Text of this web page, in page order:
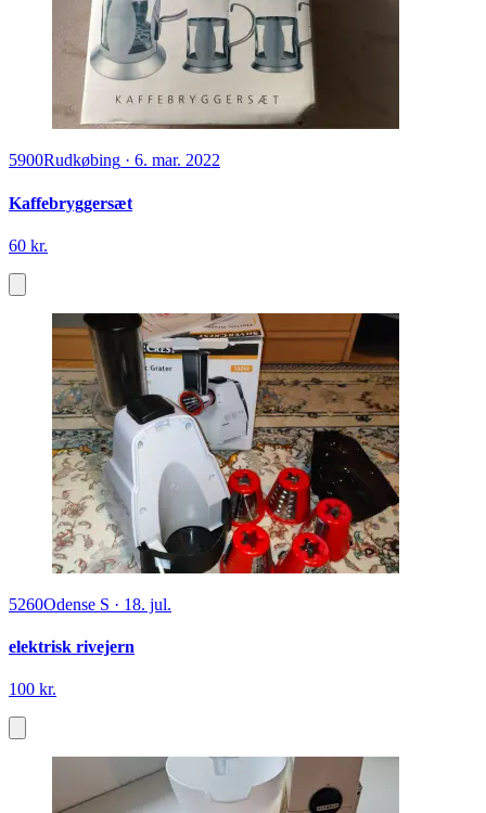
5900Rudkøbing · 6. mar. 2022
Kaffebryggersæt
60 kr.
5260Odense S · 18. jul.
elektrisk rivejern
100 kr.